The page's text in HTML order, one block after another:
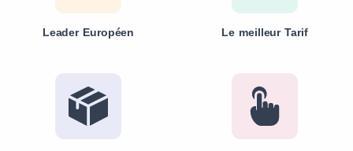
Leader Européen Le meilleur Tarif